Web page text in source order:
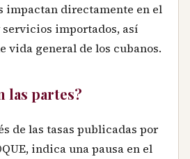
impactan directamente en el
importados, así
vida general de los cubanos.
las partes?
de las tasas publicadas por
indica una pausa en el